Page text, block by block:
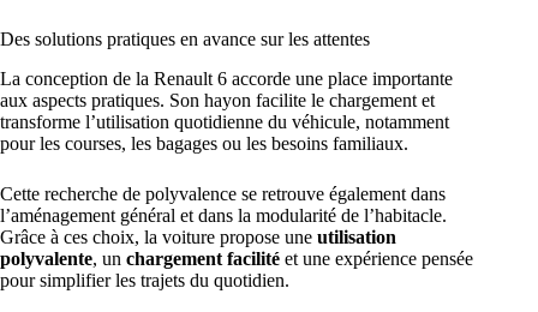
Des solutions pratiques en avance sur les attentes
La conception de la Renault 6 accorde une place importante
aux aspects pratiques. Son hayon facilite le chargement et
transforme l’utilisation quotidienne du véhicule, notamment
pour les courses, les bagages ou les besoins familiaux.
Cette recherche de polyvalence se retrouve également dans
l’aménagement général et dans la modularité de l’habitacle.
Grâce à ces choix, la voiture propose une utilisation
polyvalente, un chargement facilité et une expérience pensée
pour simplifier les trajets du quotidien.